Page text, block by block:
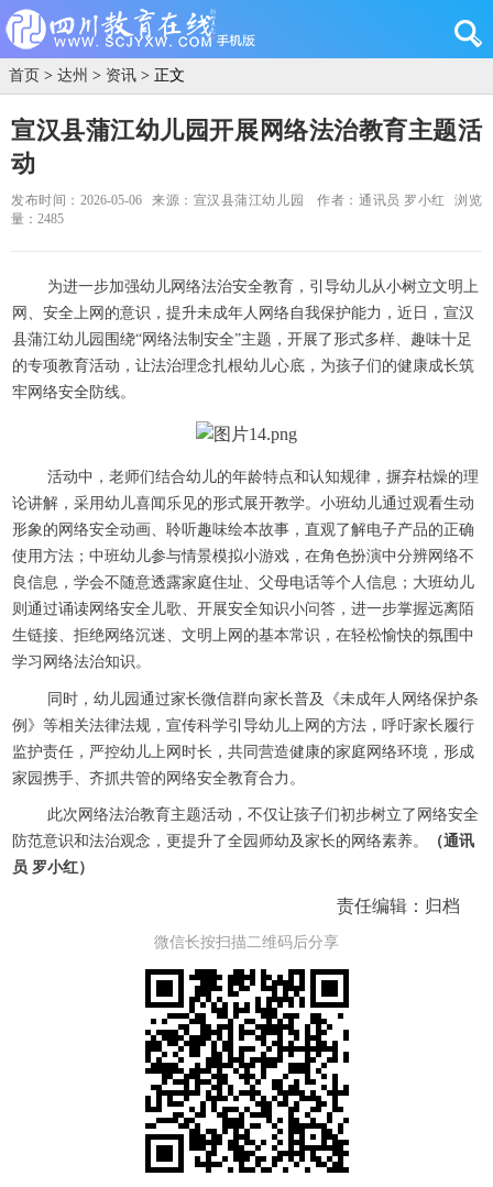
首页 > 达州 > 资讯 > 正文
宣汉县蒲江幼儿园开展网络法治教育主题活
动
发布时间：2026-05-06 来源：宣汉县蒲江幼儿园 作者：通讯员 罗小红
浏览
量：2485
为进一步加强幼儿网络法治安全教育，引导幼儿从小树立文明上
网、安全上网的意识，提升未成年人网络自我保护能力，近日，宣汉
县蒲江幼儿园围绕“网络法制安全”主题，开展了形式多样、趣味十足
的专项教育活动，让法治理念扎根幼儿心底，为孩子们的健康成长筑
牢网络安全防线。
活动中，老师们结合幼儿的年龄特点和认知规律，摒弃枯燥的理
论讲解，采用幼儿喜闻乐见的形式展开教学。小班幼儿通过观看生动
形象的网络安全动画、聆听趣味绘本故事，直观了解电子产品的正确
使用方法；中班幼儿参与情景模拟小游戏，在角色扮演中分辨网络不
良信息，学会不随意透露家庭住址、父母电话等个人信息；大班幼儿
则通过诵读网络安全儿歌、开展安全知识小问答，进一步掌握远离陌
生链接、拒绝网络沉迷、文明上网的基本常识，在轻松愉快的氛围中
学习网络法治知识。
同时，幼儿园通过家长微信群向家长普及《未成年人网络保护条
例》等相关法律法规，宣传科学引导幼儿上网的方法，呼吁家长履行
监护责任，严控幼儿上网时长，共同营造健康的家庭网络环境，形成
家园携手、齐抓共管的网络安全教育合力。
此次网络法治教育主题活动，不仅让孩子们初步树立了网络安全
防范意识和法治观念，更提升了全园师幼及家长的网络素养。
（通讯
员 罗小红）
责任编辑：归档
微信长按扫描二维码后分享